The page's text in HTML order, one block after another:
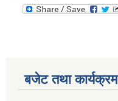
बजेट तथा कार्यक्रम